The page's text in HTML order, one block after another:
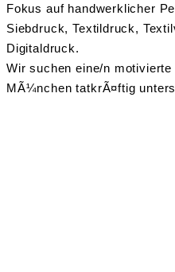
Fokus auf handwerklicher
Siebdruck, Textildruck,
Digitaldruck.
Wir suchen eine/n motivierte
MÃ¼nchen tatkrÃ¤ftig